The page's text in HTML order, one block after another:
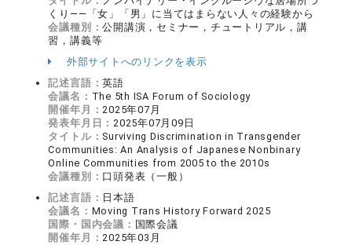
くり――「女」「男」に当てはまらない人々の経験から
会議種別：公開講演，セミナー，チュートリアル，講
習，講義等
外部サイトへのリンクを表示
記述言語：英語
会議名： The 5th ISA Forum of Sociology
開催年月：2025年07月
発表年月日：2025年07月09日
タイトル： Surviving Discrimination in Transgender
Communities: An Analysis of Japanese Nonbinary
Online Communities from 2005 to the 2010s
会議種別： 口頭発表（一般）
記述言語： 日本語
会議名： Moving Trans History Forward 2025
国際・国内会議： 国際会議
開催年月：2025年03月